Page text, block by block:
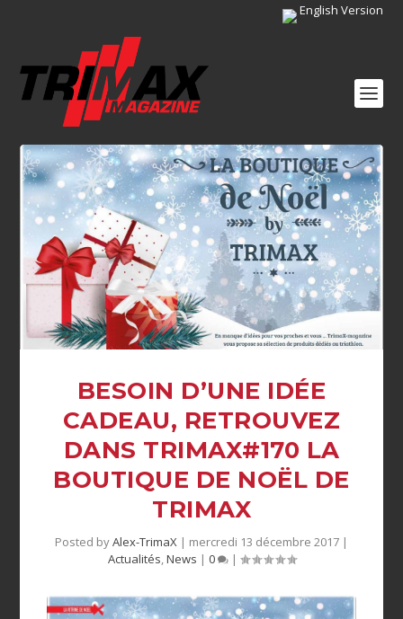
English Version
BESOIN D’UNE IDÉE
CADEAU, RETROUVEZ
DANS TRIMAX#170 LA
BOUTIQUE DE NOËL DE
TRIMAX
Posted byAlex-TrimaX | mercredi 13 décembre 2017 |
Actualités,News | 0 |